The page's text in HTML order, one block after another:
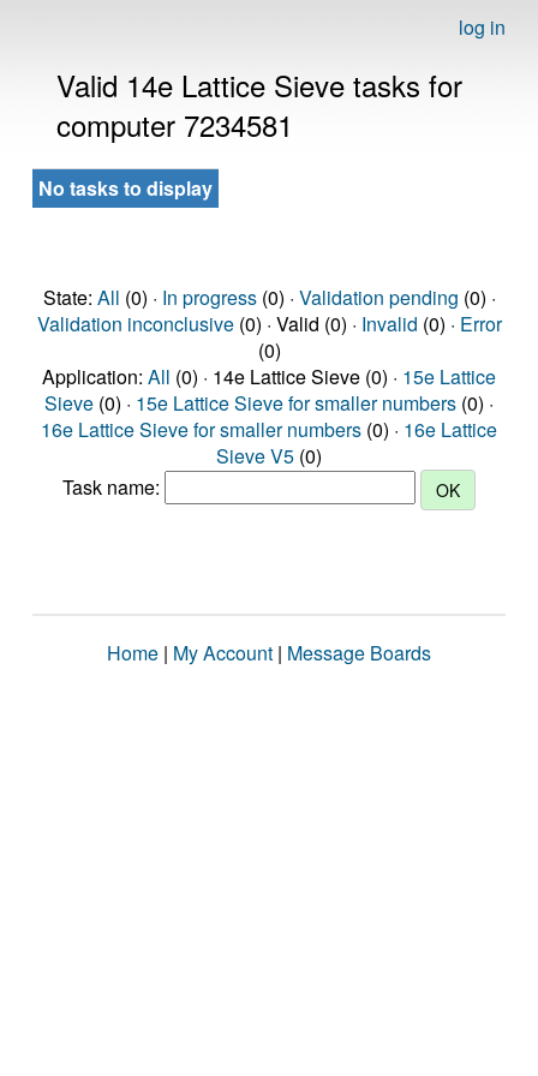
log in
Valid 14e Lattice Sieve tasks for
computer 7234581
No tasks to display
State: All (0) · In progress(0) · Validation pending (0) ·
Validation inconclusive(0) · Valid (0) · Invalid (0) · Error
(0)
Application: All (0) · 14e Lattice Sieve (0) · 15e Lattice
Sieve (0) · 15e Lattice Sieve for smaller numbers (0) ·
16e Lattice Sieve for smaller numbers (0) · 16e Lattice
Sieve V5 (0)
Task name:
Home | My Account | Message Boards